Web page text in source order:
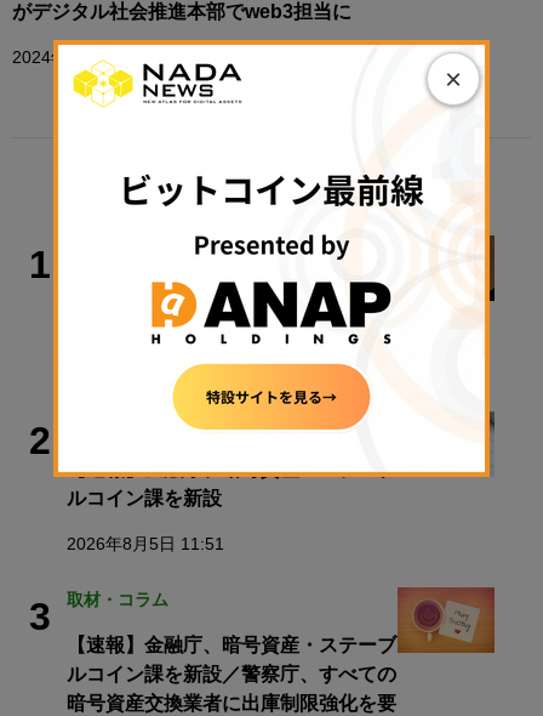
がデジタル社会推進本部でweb3担当に
2024年11月27日 17:46
TRENDING
1
レシートの印字に見た、ステーブルコ
イン「隔世の感」【記者コラム】
2026年8月9日 09:36
2
【速報】金融庁、暗号資産・ステーブ
ルコイン課を新設
2026年8月5日 11:51
3 取材・コラム
【速報】金融庁、暗号資産・ステーブ
ルコイン課を新設／警察庁、すべての
暗号資産交換業者に出庫制限強化を要
×